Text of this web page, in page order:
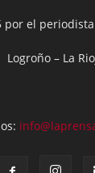
por el
Logroño – La